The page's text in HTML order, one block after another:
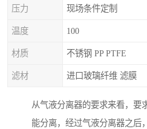
压力 现场条件定制
温度 100
材质 不锈钢 PP PTFE
滤材 进口玻璃纤维 滤膜
从气液分离器的要求来看，要
能分离，经过气液分离器之后